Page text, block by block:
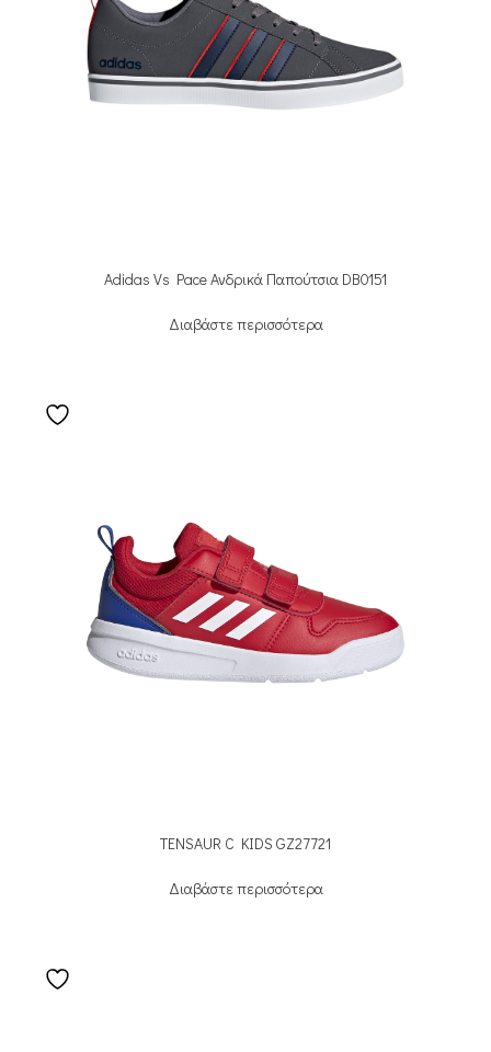
Adidas Vs Pace Ανδρικά Παπούτσια DB0151
Διαβάστε περισσότερα
TENSAUR C KIDS GZ27721
Διαβάστε περισσότερα